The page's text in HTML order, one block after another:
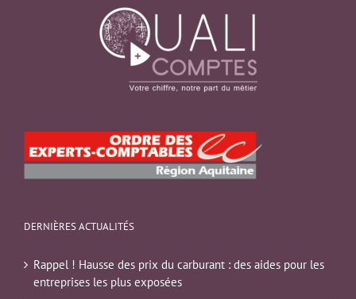
DERNIÈRES ACTUALITÉS
Rappel ! Hausse des prix du carburant : des aides pour les
entreprises les plus exposées